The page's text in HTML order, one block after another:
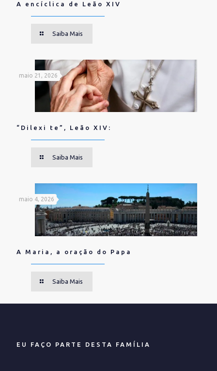
A encíclica de Leão XIV
Saiba Mais
maio 21, 2026
“Dilexi te”, Leão XIV:
Saiba Mais
maio 4, 2026
A Maria, a oração do Papa
Saiba Mais
EU FAÇO PARTE DESTA FAMÍLIA